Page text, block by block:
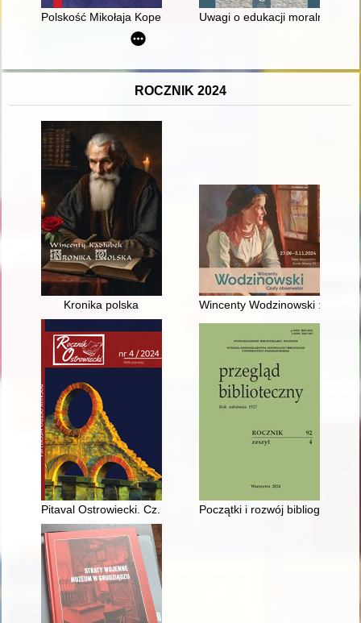
Polskość Mikołaja Kopernika z rodu ŚlązakaUwagi o edukacji moralnej
ROCZNIK 2024
Kronika polska Wincenty Wodzinowski : czuły
Pitaval Ostrowiecki. Cz. 3 Początki i rozwój bibliografii